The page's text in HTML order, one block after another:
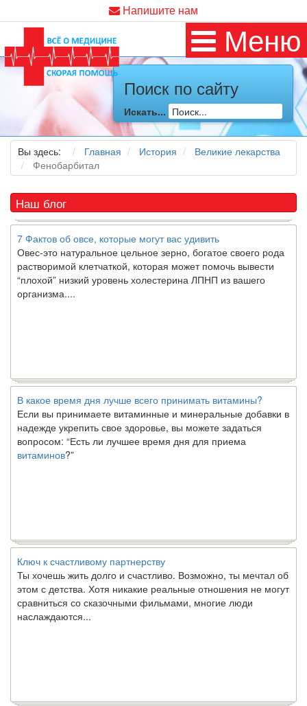
Напишите нам
Меню
Поиск по сайту
Искать...
Вы здесь: Главная История
Великие лекарства
Фенобарбитал
Наш блог
Как я заболел во время локдауна?
Это странная ситуация: вы соблюдали все меры
предосторожности COVID-19 (вы почти все время дома),
но, тем не менее, вы каким-то образом простудились. Вы
можете задаться...
5 причин обратить внимание на средиземноморскую диету
Какдиетолог , я вижу, что многие причудливые диеты
приходят в нашужизнь
правильно и влиять на...
7 Фактов об овсе, которые могут вас удивить
Овес-это натуральное цельное зерно, богатое своего рода
растворимой клетчаткой, которая может помочь вывести
“плохой” низкий уровень холестерина ЛПНП из вашего
организма....
В какое время дня лучше всего принимать витамины?
Если вы принимаете витаминные и минеральные добавки в
надежде укрепить свое здоровье, вы можете задаться
вопросом: “Есть ли лучшее время дня для приема
витаминов ?”
Ключ к счастливому партнерству
Ты хочешь жить долго и счастливо. Возможно, ты мечтал об
этом с детства. Хотя никакие реальные отношения не могут
сравниться со сказочными фильмами, многие люди
наслаждаются...